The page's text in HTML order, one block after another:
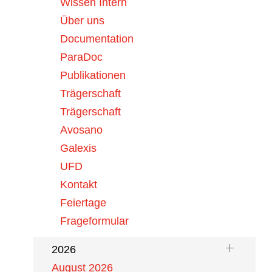
Wissen Intern
Über uns
Documentation
ParaDoc
Publikationen
Trägerschaft
Trägerschaft
Avosano
Galexis
UFD
Kontakt
Feiertage
Frageformular
05. August 2026
Enflonsia® (Clesrovimab):
Prophylaxe von…
04. August 2026
Viscum album Qu 200mg,
Archiv
2026
August 2026